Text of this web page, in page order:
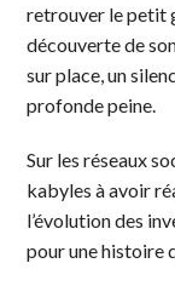
retrouver le petit
découverte de
sur place, un
profonde peine.
Sur les réseaux
kabyles à avoir
l’évolution des
pour une histoire